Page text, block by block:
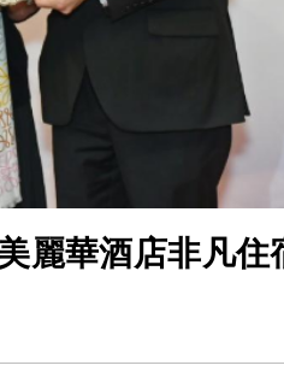
麗華酒店非凡住